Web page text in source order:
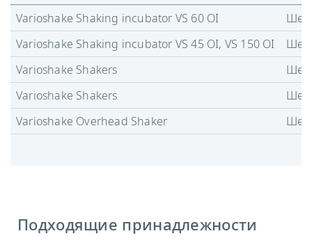
Varioshake Shaking incubator VS 60 OI
Varioshake Shaking incubator VS 45 OI, VS 150 OI
Varioshake Shakers
Varioshake Shakers
Varioshake Overhead Shaker
Подходящие принадлежности